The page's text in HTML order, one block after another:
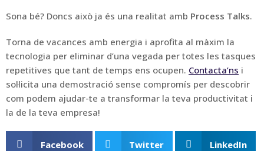
Sona bé? Doncs això ja és una realitat amb Process Talks.
Torna de vacances amb energia i aprofita al màxim la
tecnologia per eliminar d’una vegada per totes les tasques
repetitives que tant de temps ens ocupen. Contacta’ns i
sol·licita una demostració sense compromís per descobrir
com podem ajudar-te a transformar la teva productivitat i
la de la teva empresa!
Facebook Twitter LinkedIn